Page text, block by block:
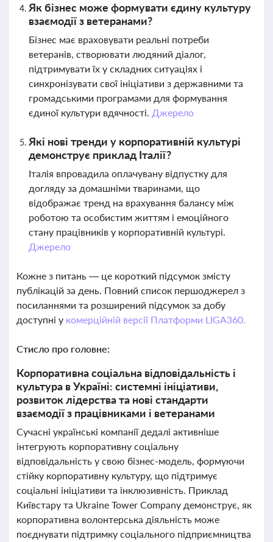
Як бізнес може формувати єдину культуру
взаємодії з ветеранами?
Бізнес має враховувати реальні потреби
ветеранів, створювати людяний діалог,
підтримувати їх у складних ситуаціях і
синхронізувати свої ініціативи з державними та
громадськими програмами для формування
єдиної культури вдячності. Джерело
Які нові тренди у корпоративній культурі
демонструє приклад Італії?
Італія впровадила оплачувану відпустку для
догляду за домашніми тваринами, що
відображає тренд на врахування балансу між
роботою та особистим життям і емоційного
стану працівників у корпоративній культурі.
Джерело
Кожне з питань — це короткий підсумок змісту
публікацій за день. Повний список першоджерел з
посиланнями та розширений підсумок за добу
доступні у комерційній версії Платформи LIGA360.
Стисло про головне:
Корпоративна соціальна відповідальність і
культура в Україні: системні ініціативи,
розвиток лідерства та нові стандарти
взаємодії з працівниками і ветеранами
Сучасні українські компанії дедалі активніше
інтегрують корпоративну соціальну
відповідальність у свою бізнес-модель, формуючи
стійку корпоративну культуру, що підтримує
соціальні ініціативи та інклюзивність. Приклад
Київстару та Ukraine Tower Company демонструє, як
корпоративна волонтерська діяльність може
поєднувати підтримку соціального підприємництва